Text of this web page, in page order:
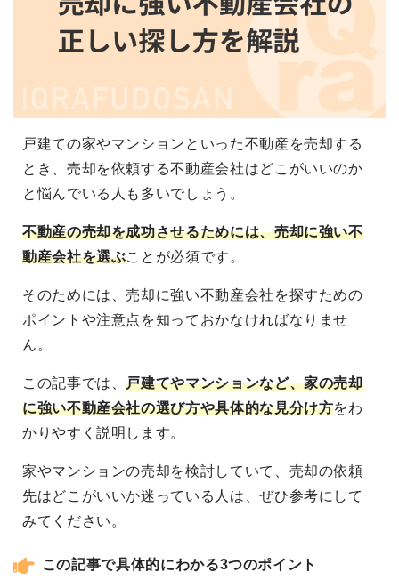
戸建ての家やマンションといった不動産を売却する
とき、売却を依頼する不動産会社はどこがいいのか
と悩んでいる人も多いでしょう。
不動産の売却を成功させるためには、売却に強い不
動産会社を選ぶことが必須です。
そのためには、売却に強い不動産会社を探すための
ポイントや注意点を知っておかなければなりませ
ん。
この記事では、戸建てやマンションなど、家の売却
に強い不動産会社の選び方や具体的な見分け方をわ
かりやすく説明します。
家やマンションの売却を検討していて、売却の依頼
先はどこがいいか迷っている人は、ぜひ参考にして
みてください。
この記事で具体的にわかる3つのポイント